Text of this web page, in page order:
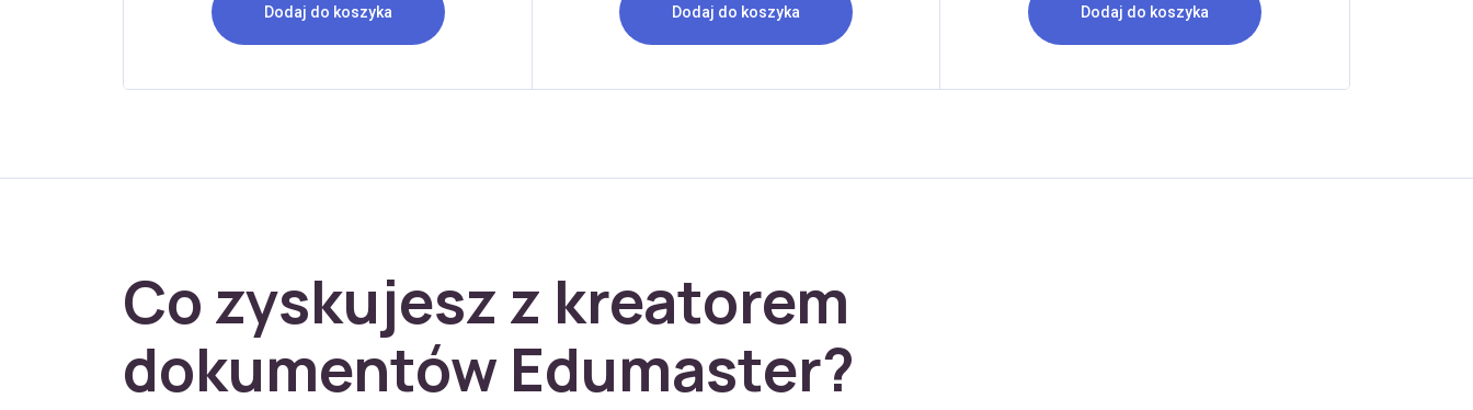
Dodaj do koszyka Dodaj do koszyka Dodaj do koszyka
Co zyskujesz z kreatorem
dokumentów Edumaster?